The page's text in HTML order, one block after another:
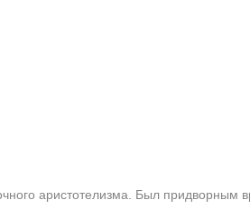
аристотелизма. Был придворным